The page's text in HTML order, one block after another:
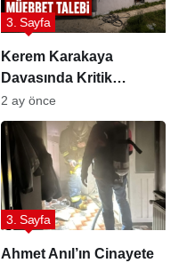
Kerem Karakaya
Davasında Kritik
Dönemeç: Savcıdan
Ağırlaştırılmış Müebbet
Talebi
3. Sayfa
2 ay önce
Ahmet Anıl’ın Cinayete
3. Sayfa